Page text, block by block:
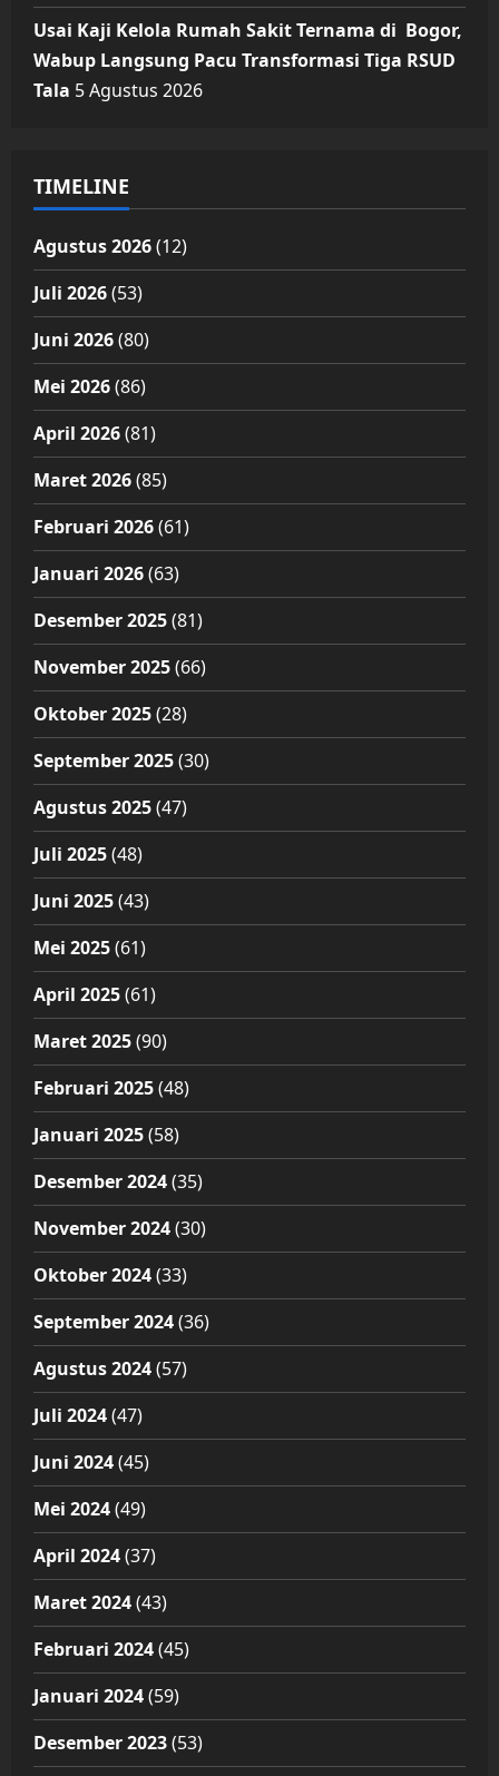
Usai Kaji Kelola Rumah Sakit Ternama di Bogor,
Wabup Langsung Pacu Transformasi Tiga RSUD
Tala 5 Agustus 2026
TIMELINE
Agustus 2026(12)
Juli 2026(53)
Juni 2026(80)
Mei 2026(86)
April 2026(81)
Maret 2026(85)
Februari 2026(61)
Januari 2026(63)
Desember 2025(81)
November 2025(66)
Oktober 2025(28)
September 2025(30)
Agustus 2025(47)
Juli 2025(48)
Juni 2025(43)
Mei 2025(61)
April 2025(61)
Maret 2025(90)
Februari 2025(48)
Januari 2025(58)
Desember 2024(35)
November 2024(30)
Oktober 2024(33)
September 2024(36)
Agustus 2024(57)
Juli 2024(47)
Juni 2024(45)
Mei 2024(49)
April 2024(37)
Maret 2024(43)
Februari 2024(45)
Januari 2024(59)
Desember 2023(53)